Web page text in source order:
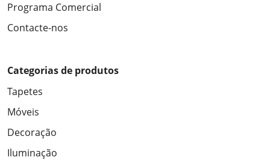
Programa Comercial
Contacte-nos
Categorias de produtos
Tapetes
Móveis
Decoração
Iluminação